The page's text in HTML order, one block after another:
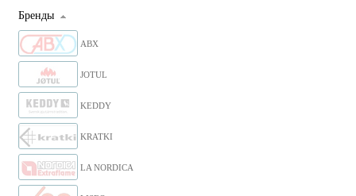
Бренды
ABX
JOTUL
KEDDY
KRATKI
LA NORDICA